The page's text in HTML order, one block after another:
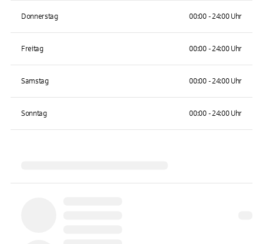
Donnerstag 00:00 - 24:00 Uhr
Freitag 00:00 - 24:00 Uhr
Samstag 00:00 - 24:00 Uhr
Sonntag 00:00 - 24:00 Uhr